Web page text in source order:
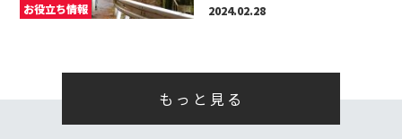
お役立ち情報 2024.02.28
もっと見る